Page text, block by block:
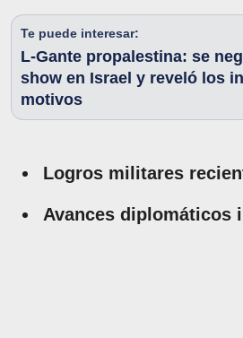
Te puede interesar:
L-Gante propalestina: se
show en Israel y reveló los
motivos
Logros militares
Avances diplomáticos